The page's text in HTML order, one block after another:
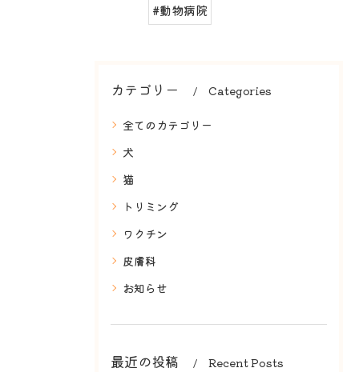
#動物病院
カテゴリー Categories
全てのカテゴリー
犬
猫
トリミング
ワクチン
皮膚科
お知らせ
最近の投稿 Recent Posts